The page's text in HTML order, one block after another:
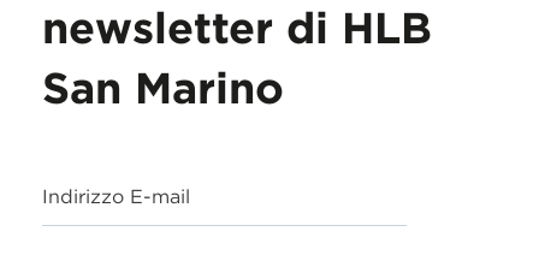
newsletter di HLB
San Marino
Indirizzo E-mail